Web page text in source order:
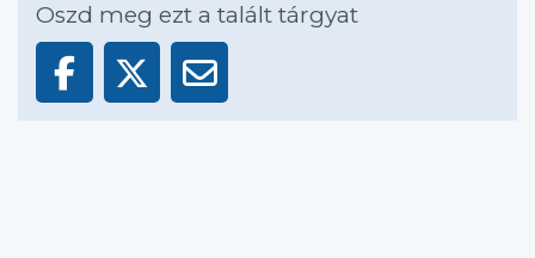
Oszd meg ezt a talált tárgyat